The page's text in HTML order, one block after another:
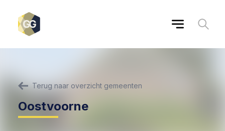
Terug naar overzicht gemeenten
Oostvoorne